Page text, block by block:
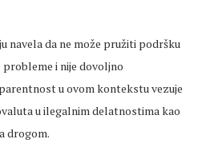
navela da ne može pružiti podršku
i nije dovoljno
u ovom kontekstu vezuje
u ilegalnim delatnostima kao
drogom.